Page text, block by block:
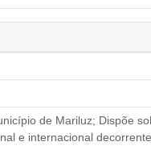
de Mariluz; Dispõe
e internacional